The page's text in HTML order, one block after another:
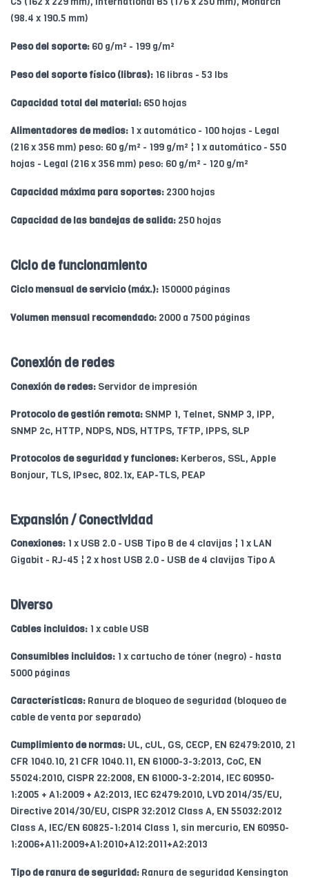
(98.4 x 190.5 mm)
Peso del soporte: 60 g/m² - 199 g/m²
Peso del soporte físico (libras): 16 libras - 53 lbs
Capacidad total del material: 650 hojas
Alimentadores de medios: 1 x automático - 100 hojas - Legal
(216 x 356 mm) peso: 60 g/m² - 199 g/m² ¦ 1 x automático - 550
hojas - Legal (216 x 356 mm) peso: 60 g/m² - 120 g/m²
Capacidad máxima para soportes: 2300 hojas
Capacidad de las bandejas de salida: 250 hojas
Ciclo de funcionamiento
Ciclo mensual de servicio (máx.): 150000 páginas
Volumen mensual recomendado: 2000 a 7500 páginas
Conexión de redes
Conexión de redes: Servidor de impresión
Protocolo de gestión remota: SNMP 1, Telnet, SNMP 3, IPP,
SNMP 2c, HTTP, NDPS, NDS, HTTPS, TFTP, IPPS, SLP
Protocolos de seguridad y funciones: Kerberos, SSL, Apple
Bonjour, TLS, IPsec, 802.1x, EAP-TLS, PEAP
Expansión / Conectividad
Conexiones: 1 x USB 2.0 - USB Tipo B de 4 clavijas ¦ 1 x LAN
Gigabit - RJ-45 ¦ 2 x host USB 2.0 - USB de 4 clavijas Tipo A
Diverso
Cables incluidos: 1 x cable USB
Consumibles incluidos: 1 x cartucho de tóner (negro) - hasta
5000 páginas
Características: Ranura de bloqueo de seguridad (bloqueo de
cable de venta por separado)
Cumplimiento de normas: UL, cUL, GS, CECP, EN 62479:2010, 21
CFR 1040.10, 21 CFR 1040.11, EN 61000-3-3:2013, CoC, EN
55024:2010, CISPR 22:2008, EN 61000-3-2:2014, IEC 60950-
1:2005 + A1:2009 + A2:2013, IEC 62479:2010, LVD 2014/35/EU,
Directive 2014/30/EU, CISPR 32:2012 Class A, EN 55032:2012
Class A, IEC/EN 60825-1:2014 Class 1, sin mercurio, EN 60950-
1:2006+A11:2009+A1:2010+A12:2011+A2:2013
Tipo de ranura de seguridad: Ranura de seguridad Kensington